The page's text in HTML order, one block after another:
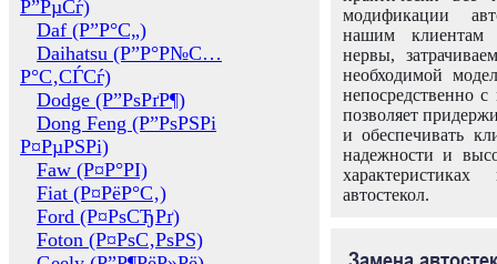
Р”РµСѓ)
Daf (Р”Р°С„)
Daihatsu (Р”Р°Р№С…
Р°С‚СЃСѓ)
Dodge (Р”РѕРґР¶)
Dong Feng (Р”РѕРЅРі
Р¤РµРЅРі)
Faw (Р¤Р°РІ)
Fiat (Р¤РёР°С‚)
Ford (Р¤РѕСЂРґ)
Foton (Р¤РѕС‚РѕРЅ)
модификации
нашим клиентам
нервы,
необходимой
непосредственно
позволяет
и обеспечивать
надежности и
автостекол.